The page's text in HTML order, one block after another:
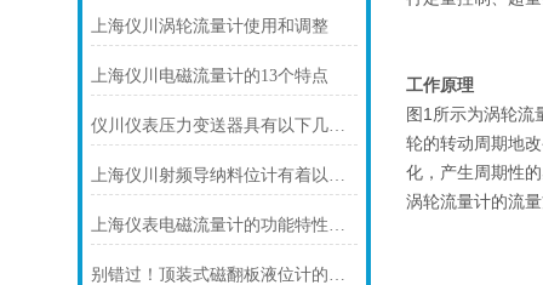
上海仪川涡轮流量计使用和调整
上海仪川电磁流量计的13个特点
仪川仪表压力变送器具有以下几大技术特点
上海仪川射频导纳料位计有着以下几大技术特点
上海仪表电磁流量计的功能特性到底是如何的呢？
别错过！顶装式磁翻板液位计的适用版图，一文解锁核心场景
工作原理
图1所示为涡轮流
轮的转动周期地
化，产生周期性
涡轮流量计的流